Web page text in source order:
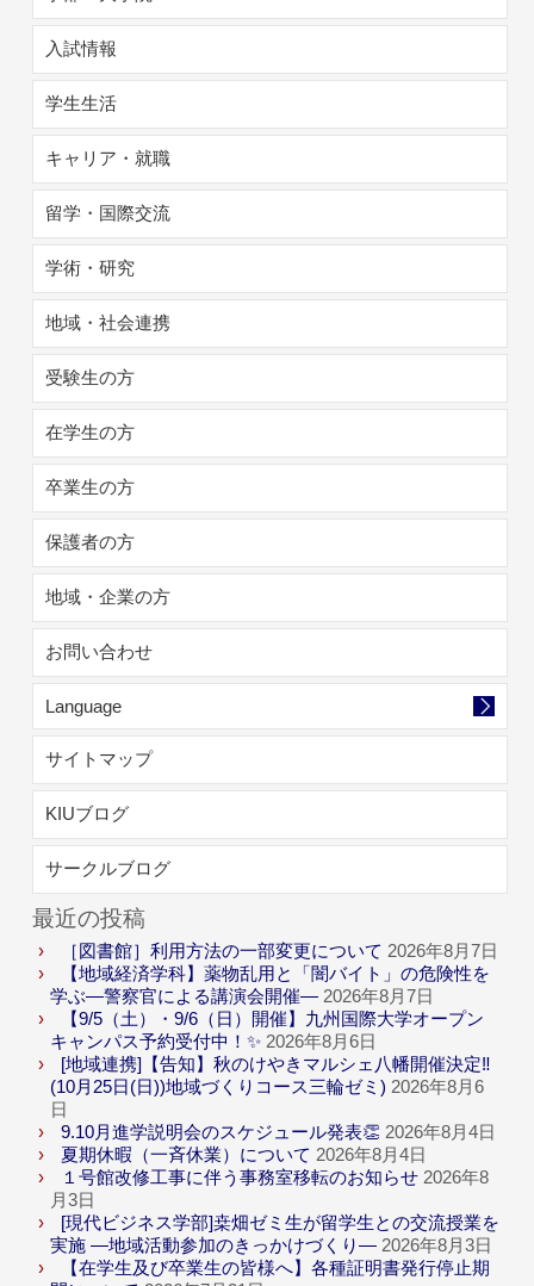
入試情報
学生生活
キャリア・就職
留学・国際交流
学術・研究
地域・社会連携
受験生の方
在学生の方
卒業生の方
保護者の方
地域・企業の方
お問い合わせ
Language
サイトマップ
KIUブログ
サークルブログ
最近の投稿
［図書館］利用方法の一部変更について 2026年8月7日
【地域経済学科】薬物乱用と「闇バイト」の危険性を
学ぶ―警察官による講演会開催― 2026年8月7日
【9/5（土）・9/6（日）開催】九州国際大学オープン
キャンパス予約受付中！✨ 2026年8月6日
[地域連携]【告知】秋のけやきマルシェ八幡開催決定‼
(10月25日(日))地域づくりコース三輪ゼミ) 2026年8月6
日
9.10月進学説明会のスケジュール発表👏 2026年8月4日
夏期休暇（一斉休業）について 2026年8月4日
１号館改修工事に伴う事務室移転のお知らせ 2026年8
月3日
[現代ビジネス学部]桒畑ゼミ生が留学生との交流授業を
実施 ―地域活動参加のきっかけづくり― 2026年8月3日
【在学生及び卒業生の皆様へ】各種証明書発行停止期